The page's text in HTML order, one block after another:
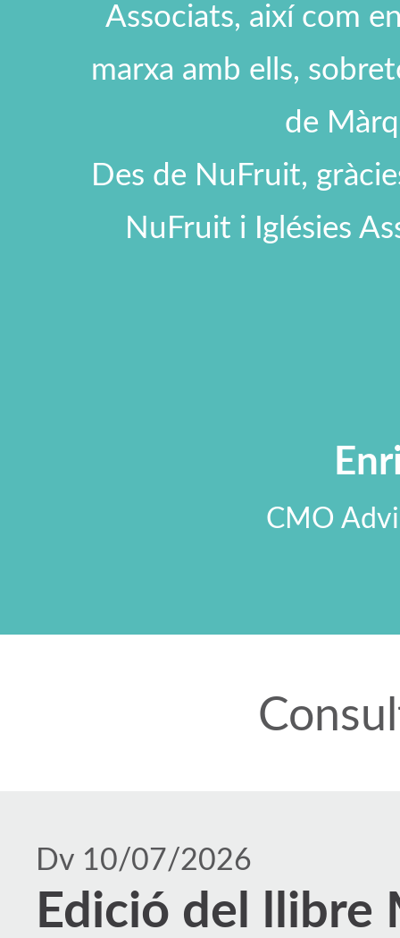
Associats, així com
marxa amb ells,
de
Des de NuFruit,
NuFruit i Iglésies
CMO
Dv 10/07/2026
Edició del llibre